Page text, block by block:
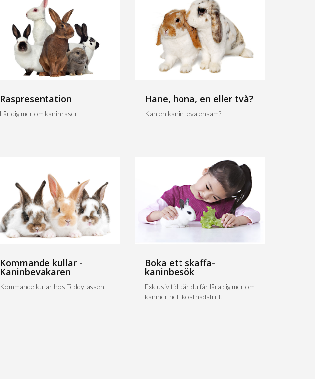
Raspresentation
Lär dig mer om kaninraser
Hane, hona, en eller två?
Kan en kanin leva ensam?
Kommande kullar -
Kaninbevakaren
Kommande kullar hos Teddytassen.
Boka ett skaffa-
kaninbesök
Exklusiv tid där du får lära dig mer om
kaniner helt kostnadsfritt.